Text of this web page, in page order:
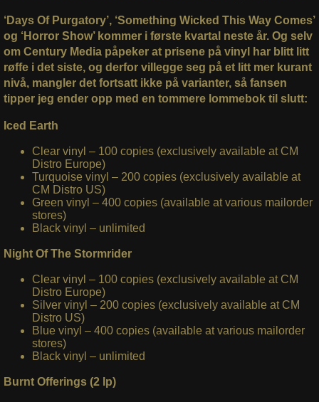
‘Days Of Purgatory’, ‘Something Wicked This Way Comes’
og ‘Horror Show’ kommer i første kvartal neste år. Og selv
om Century Media påpeker at prisene på vinyl har blitt litt
røffe i det siste, og derfor villegge seg på et litt mer kurant
nivå, mangler det fortsatt ikke på varianter, så fansen
tipper jeg ender opp med en tommere lommebok til slutt:
Iced Earth
Clear vinyl – 100 copies (exclusively available at CM
Distro Europe)
Turquoise vinyl – 200 copies (exclusively available at
CM Distro US)
Green vinyl – 400 copies (available at various mailorder
stores)
Black vinyl – unlimited
Night Of The Stormrider
Clear vinyl – 100 copies (exclusively available at CM
Distro Europe)
Silver vinyl – 200 copies (exclusively available at CM
Distro US)
Blue vinyl – 400 copies (available at various mailorder
stores)
Black vinyl – unlimited
Burnt Offerings (2 lp)